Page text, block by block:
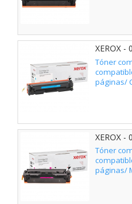
XEROX -
Tóner
páginas/
XEROX -
Tóner
páginas/